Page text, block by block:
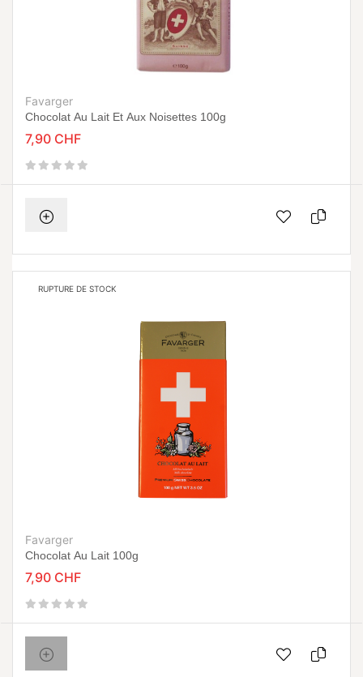
Favarger
Chocolat Au Lait Et Aux Noisettes 100g
7,90 CHF
RUPTURE DE STOCK
Favarger
Chocolat Au Lait 100g
7,90 CHF